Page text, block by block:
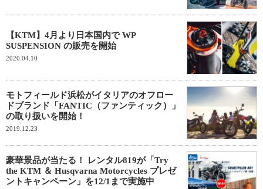
【KTM】4月より日本国内で WP
SUSPENSION の販売を開始
2020.04.10
モトフィールド浜松がイタリアのオフロー
ドブランド「FANTIC（ファンティック）」
の取り扱いを開始！
2019.12.23
豪華景品が当たる！ レンタル819が「Try
the KTM ＆ Husqvarna Motorcycles プレゼ
ントキャンペーン」を12/1まで実施中